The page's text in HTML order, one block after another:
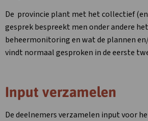
De provincie plant met het collectief
gesprek bespreekt men onder andere
beheermonitoring en wat de plannen
vindt normaal gesproken in de eerste
Input verzamelen
De deelnemers verzamelen input voor